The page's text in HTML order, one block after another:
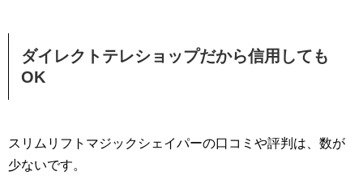
ダイレクトテレショップだから信用しても
OK
スリムリフトマジックシェイパーの口コミや評判は、数が
少ないです。